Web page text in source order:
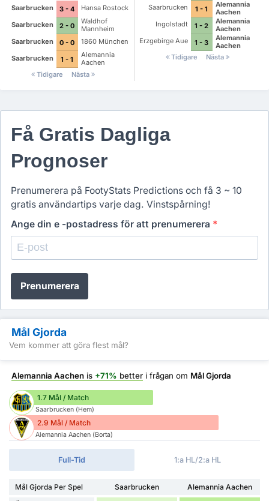
Saarbrucken 3 - 4
Hansa Rostock
Saarbrucken
2 - 0
Waldhof
Mannheim
Saarbrucken
0 - 0
1860 München
Saarbrucken
1 - 1
Alemannia
Aachen
Tidigare
Nästa
Saarbrucken
1 - 1
Alemannia
Aachen
Ingolstadt
1 - 2
Alemannia
Aachen
Erzgebirge Aue
1 - 3
Alemannia
Aachen
Tidigare
Nästa
Få Gratis Dagliga
Prognoser
Prenumerera på FootyStats Predictions och få 3 ~ 10
gratis användartips varje dag. Vinstspårning!
Ange din e -postadress för att prenumerera *
Prenumerera
Mål Gjorda
Vem kommer att göra flest mål?
Alemannia Aachen is +71% better i frågan om Mål Gjorda
1.7 Mål / Match
Saarbrucken (Hem)
2.9 Mål / Match
Alemannia Aachen (Borta)
Full-Tid 1:a HL/2:a HL
Mål Gjorda Per Spel Saarbrucken
Alemannia Aachen